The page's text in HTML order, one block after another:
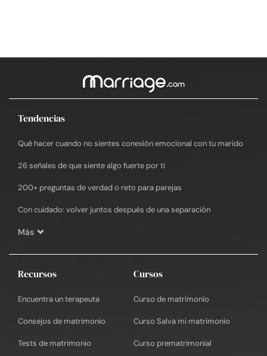
Tendencias
Qué hacer cuando no sientes conexión emocional con tu marido
26 señales de que siente algo fuerte por ti
200+ preguntas de verdad o reto para parejas
Con cuidado: volver juntos después de una separación
Más
Recursos
Encuentra un terapeuta
Consejos de matrimonio
Tests de matrimonio
Cursos
Curso de matrimonio
Curso Salva mi matrimonio
Curso prematrimonial